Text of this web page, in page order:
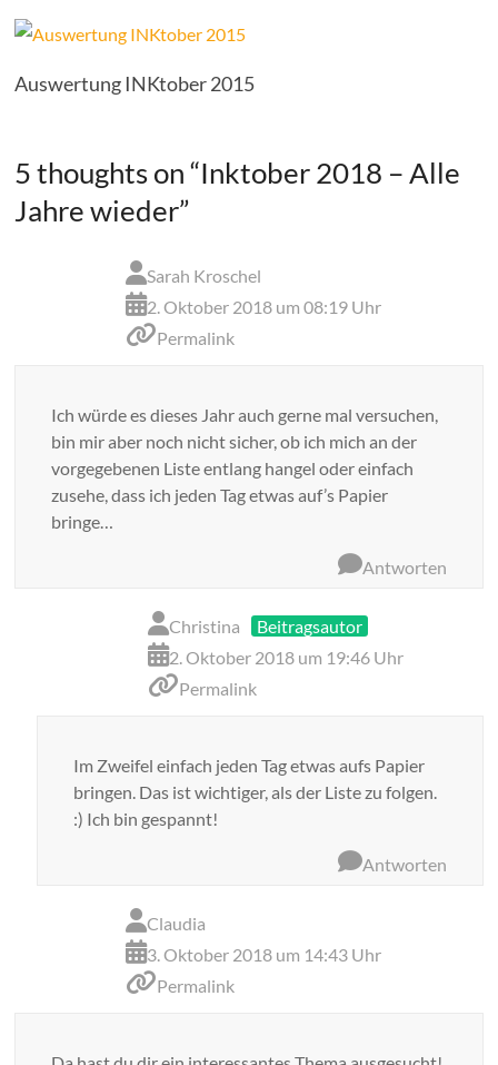
Auswertung INKtober 2015
5 thoughts on “Inktober 2018 – Alle
Jahre wieder”
Sarah Kroschel
2. Oktober 2018 um 08:19 Uhr
Permalink
Ich würde es dieses Jahr auch gerne mal versuchen,
bin mir aber noch nicht sicher, ob ich mich an der
vorgegebenen Liste entlang hangel oder einfach
zusehe, dass ich jeden Tag etwas auf’s Papier
bringe…
Antworten
Christina
Beitragsautor
2. Oktober 2018 um 19:46 Uhr
Permalink
Im Zweifel einfach jeden Tag etwas aufs Papier
bringen. Das ist wichtiger, als der Liste zu folgen.
:) Ich bin gespannt!
Antworten
Claudia
3. Oktober 2018 um 14:43 Uhr
Permalink